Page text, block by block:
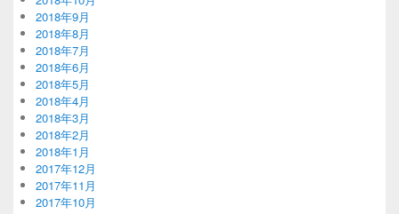
2018年9月
2018年8月
2018年7月
2018年6月
2018年5月
2018年4月
2018年3月
2018年2月
2018年1月
2017年12月
2017年11月
2017年10月